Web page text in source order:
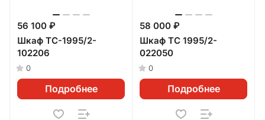
56 100 ₽
Шкаф TC-1995/2-
102206
0
Подробнее
58 000 ₽
Шкаф ТС 1995/2-
022050
0
Подробнее